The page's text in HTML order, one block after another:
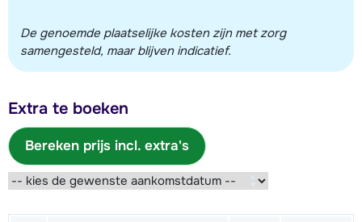
De genoemde plaatselijke kosten zijn met zorg
samengesteld, maar blijven indicatief.
Extra te boeken
Bereken prijs incl. extra's